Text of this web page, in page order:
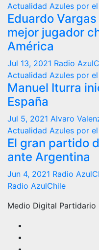
Actualidad Azules por
Eduardo
mejor jugador
América
Jul 13, 2021 Radio
Actualidad Azules por
Manuel Iturra
España
Jul 5, 2021 Alvaro
Actualidad Azules por
El gran partido
ante Argentina
Jun 4, 2021 Radio
Radio AzulChile
Medio Digital Partidario